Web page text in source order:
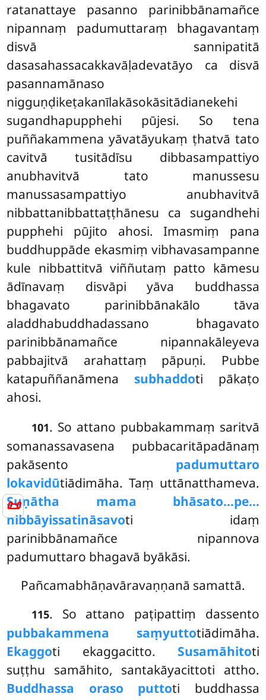
📜
ratanattaye pasanno parinibbānamañce
nipannaṃ padumuttaraṃ bhagavantaṃ
disvā sannipatitā
dasasahassacakkavāḷadevatāyo ca disvā
pasannamānaso
nigguṇḍikeṭakanīlakāsokāsitādianekehi
sugandhapupphehi pūjesi. So tena
puññakammena yāvatāyukaṃ ṭhatvā tato
cavitvā tusitādīsu dibbasampattiyo
anubhavitvā tato manussesu
manussasampattiyo anubhavitvā
nibbattanibbattaṭṭhānesu ca sugandhehi
pupphehi pūjito ahosi. Imasmiṃ pana
buddhuppāde ekasmiṃ vibhavasampanne
kule nibbattitvā viññutaṃ patto kāmesu
ādīnavaṃ disvāpi yāva buddhassa
bhagavato parinibbānakālo tāva
aladdhabuddhadassano bhagavato
parinibbānamañce nipannakāleyeva
pabbajitvā arahattaṃ pāpuṇi. Pubbe
katapuññanāmena subhaddoti pākaṭo
ahosi.
101. So attano pubbakammaṃ saritvā
somanassavasena pubbacaritāpadānaṃ
pakāsento padumuttaro
lokavidūtiādimāha. Taṃ uttānatthameva.
Suṇātha mama bhāsato…pe…
nibbāyissatināsavoti idaṃ
parinibbānamañce nipannova
padumuttaro bhagavā byākāsi.
Pañcamabhāṇavāravaṇṇanā samattā.
115. So attano paṭipattiṃ dassento
pubbakammena saṃyuttotiādimāha.
Ekaggoti ekaggacitto. Susamāhitoti
suṭṭhu samāhito, santakāyacittoti attho.
Buddhassa oraso puttoti buddhassa